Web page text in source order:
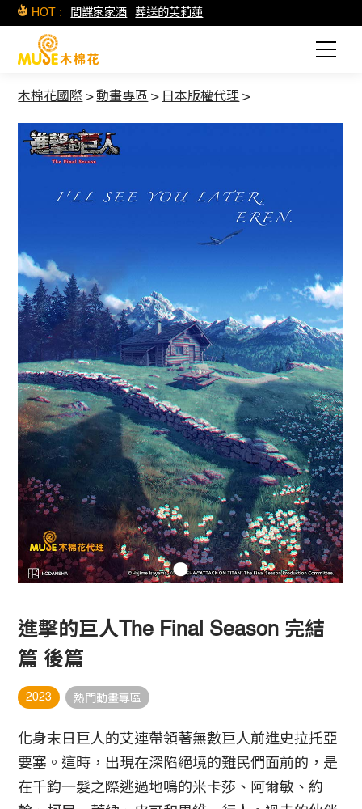
HOT : 間諜家家酒 葬送的芙莉蓮
木棉花國際 >動畫專區 > 日本版權代理 >
進擊的巨人The Final Season 完結
篇 後篇
2023 熱門動畫專區
化身末日巨人的艾連帶領著無數巨人前進史拉托亞
要塞。這時，出現在深陷絕境的難民們面前的，是
在千鈞一髮之際逃過地鳴的米卡莎、阿爾敏、約